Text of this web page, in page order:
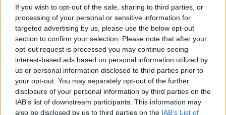
If you wish to opt-out of the sale, sharing to third parties, or
processing of your personal or sensitive information for
targeted advertising by us, please use the below opt-out
section to confirm your selection. Please note that after your
opt-out request is processed you may continue seeing
interest-based ads based on personal information utilized by
us or personal information disclosed to third parties prior to
your opt-out. You may separately opt-out of the further
disclosure of your personal information by third parties on the
IAB’s list of downstream participants. This information may
also be disclosed by us to third parties on the IAB’s List of
REPER
SENS
SOS (Șoșoacă)
POT (Gavrilă)
PACE (Peia)
Acțiunea Conservatoare (Târziu)
PDF (Lazarus)
PUSL (D. Voiculescu)